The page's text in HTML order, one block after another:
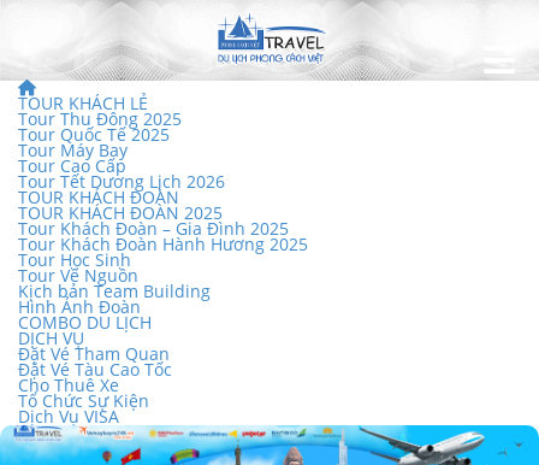
TOUR KHÁCH LẺ
Tour Thu Đông 2025
Tour Quốc Tế 2025
Tour Máy Bay
Tour Cao Cấp
Tour Tết Dương Lịch 2026
TOUR KHÁCH ĐOÀN
TOUR KHÁCH ĐOÀN 2025
Tour Khách Đoàn – Gia Đình 2025
Tour Khách Đoàn Hành Hương 2025
Tour Học Sinh
Tour Về Nguồn
Kịch bản Team Building
Hình Ảnh Đoàn
COMBO DU LỊCH
DỊCH VỤ
Đặt Vé Tham Quan
Đặt Vé Tàu Cao Tốc
Cho Thuê Xe
Tổ Chức Sự Kiện
Dịch Vụ VISA